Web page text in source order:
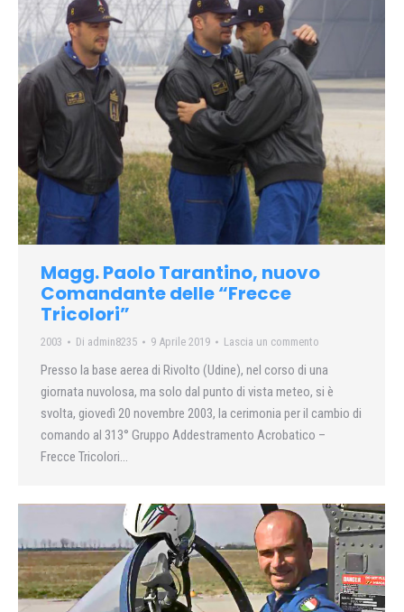
Magg. Paolo Tarantino, nuovo
Comandante delle “Frecce
Tricolori”
2003 Di admin8235 9 Aprile 2019 Lascia un commento
Presso la base aerea di Rivolto (Udine), nel corso di una
giornata nuvolosa, ma solo dal punto di vista meteo, si è
svolta, giovedì 20 novembre 2003, la cerimonia per il cambio di
comando al 313° Gruppo Addestramento Acrobatico –
Frecce Tricolori…